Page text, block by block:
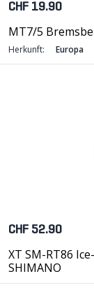
CHF 19.90
MT7/5
Herkunft: Europa
CHF 52.90
XT SM-RT86
SHIMANO